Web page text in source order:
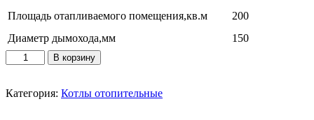
Площадь отапливаемого помещения,кв.м
200
Диаметр дымохода,мм
150
Количество
товара
В корзину
Категория: Котлы отопительные